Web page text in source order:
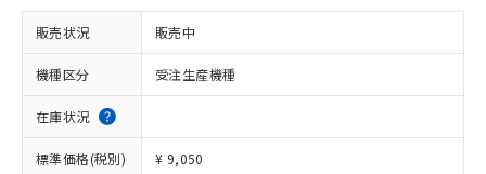
販売状況 販売中
機種区分 受注生産機種
在庫状況
標準価格(税別) ¥ 9,050